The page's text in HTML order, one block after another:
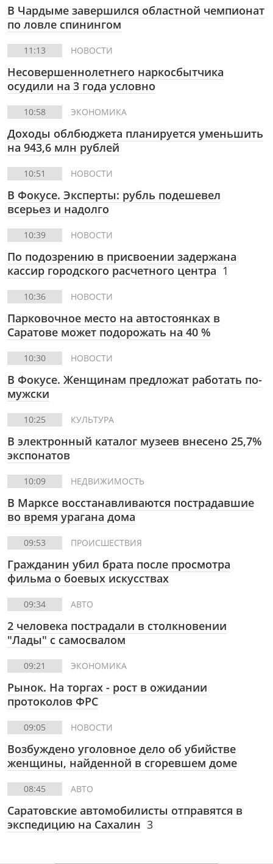
В Чардыме завершился областной чемпионат
по ловле спинингом
11:13 НОВОСТИ
Несовершеннолетнего наркосбытчика
осудили на 3 года условно
10:58 ЭКОНОМИКА
Доходы облбюджета планируется уменьшить
на 943,6 млн рублей
10:51 НОВОСТИ
В Фокусе. Эксперты: рубль подешевел
всерьез и надолго
10:39 НОВОСТИ
По подозрению в присвоении задержана
кассир городского расчетного центра 1
10:36 НОВОСТИ
Парковочное место на автостоянках в
Саратове может подорожать на 40 %
10:30 НОВОСТИ
В Фокусе. Женщинам предложат работать по-
мужски
10:25 КУЛЬТУРА
В электронный каталог музеев внесено 25,7%
экспонатов
10:09 НЕДВИЖИМОСТЬ
В Марксе восстанавливаются пострадавшие
во время урагана дома
09:53 ПРОИСШЕСТВИЯ
Гражданин убил брата после просмотра
фильма о боевых искусствах
09:34 АВТО
2 человека пострадали в столкновении
"Лады" с самосвалом
09:21 ЭКОНОМИКА
Рынок. На торгах - рост в ожидании
протоколов ФРС
09:05 НОВОСТИ
Возбуждено уголовное дело об убийстве
женщины, найденной в сгоревшем доме
08:45 АВТО
Саратовские автомобилисты отправятся в
экспедицию на Сахалин 3